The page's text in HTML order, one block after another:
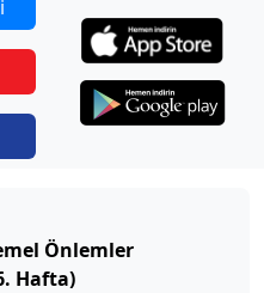
Önlemler
Hafta)